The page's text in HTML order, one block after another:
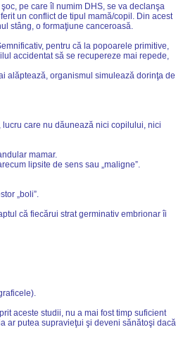
pe care îl numim DHS, se va declanşa
un conflict de tipul mamă/copil. Din acest
stâng, o formaţiune canceroasă.
pentru că la popoarele primitive,
accidentat să se recupereze mai repede,
alăptează, organismul simulează dorinţa de
care nu dăunează nici copilului, nici
mamar.
lipsite de sens sau „maligne”.
„boli”.
că fiecărui strat germinativ embrionar îi
aceste studii, nu a mai fost timp suficient
ar putea supravieţui şi deveni sănătoşi dacă